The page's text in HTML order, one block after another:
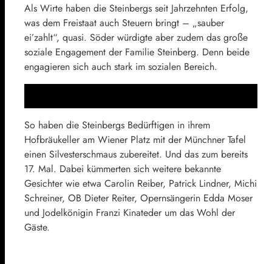
Als Wirte haben die Steinbergs seit Jahrzehnten Erfolg,
was dem Freistaat auch Steuern bringt – „sauber
ei’zahlt“, quasi. Söder würdigte aber zudem das große
soziale Engagement der Familie Steinberg. Denn beide
engagieren sich auch stark im sozialen Bereich.
So haben die Steinbergs Bedürftigen in ihrem
Hofbräukeller am Wiener Platz mit der Münchner Tafel
einen Silvesterschmaus zubereitet. Und das zum bereits
17. Mal. Dabei kümmerten sich weitere bekannte
Gesichter wie etwa Carolin Reiber, Patrick Lindner, Michi
Schreiner, OB Dieter Reiter, Opernsängerin Edda Moser
und Jodelkönigin Franzi Kinat­eder um das Wohl der
Gäste.